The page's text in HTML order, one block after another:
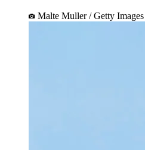
Malte Muller / Getty Images